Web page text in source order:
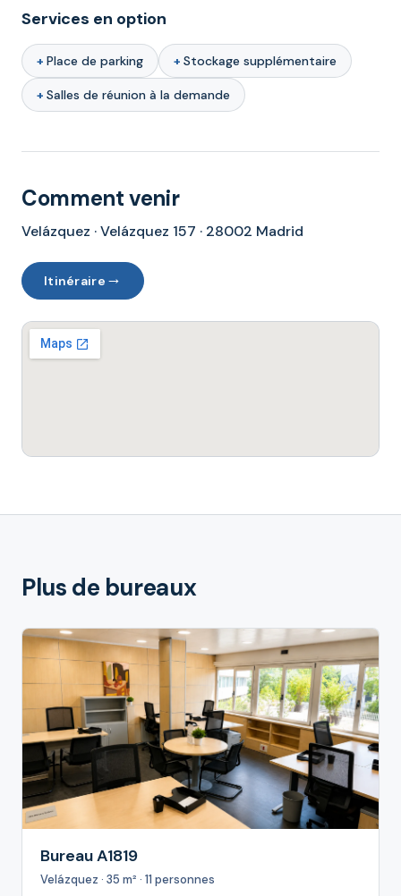
Services en option
Place de parking Stockage supplémentaire
Salles de réunion à la demande
Comment venir
Velázquez · Velázquez 157 · 28002 Madrid
Itinéraire →
Plus de bureaux
Bureau A1819
Velázquez · 35 m² · 11 personnes